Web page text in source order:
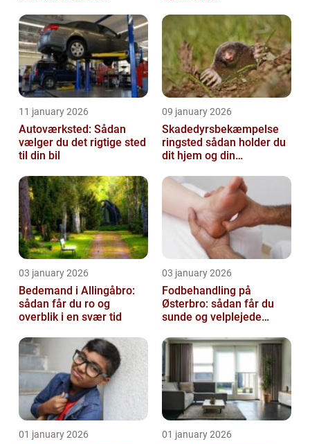
11 january 2026
Autoværksted: Sådan
vælger du det rigtige sted
til din bil
09 january 2026
Skadedyrsbekæmpelse
ringsted sådan holder du
dit hjem og din
gæster
03 january 2026
Bedemand i Allingåbro:
sådan får du ro og
overblik i en svær tid
03 january 2026
Fodbehandling på
Østerbro: sådan får du
sunde og velplejede
01 january 2026 01 january 2026